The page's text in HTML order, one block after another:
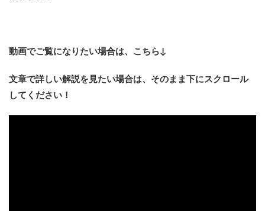
動画でご覧になりたい場合は、こちら↓
文章で詳しい解説を見たい場合は、そのまま下にスクロール
してください！